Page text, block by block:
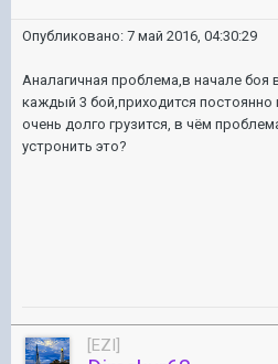
Опубликовано: 7 май 2016, 04:30:29
Аналагичная проблема,в начале боя
каждый 3 бой,приходится постоянно
очень долго грузится, в чём
устронить это?
[EZI]